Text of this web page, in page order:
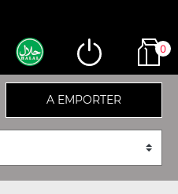
0
A EMPORTER